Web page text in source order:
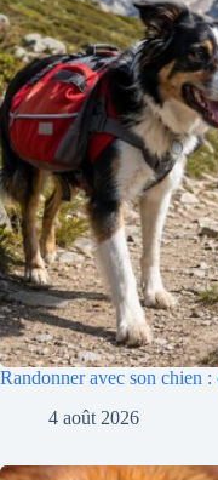
Randonner avec son chien
4 août 2026